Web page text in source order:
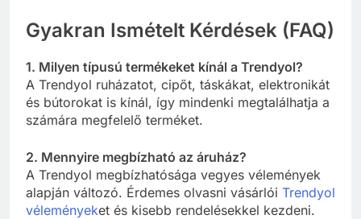
Gyakran Ismételt Kérdések (FAQ)
1. Milyen típusú termékeket kínál a Trendyol?
A Trendyol ruházatot, cipőt, táskákat, elektronikát
és bútorokat is kínál, így mindenki megtalálhatja a
számára megfelelő terméket.
2. Mennyire megbízható az áruház?
A Trendyol megbízhatósága vegyes vélemények
alapján változó. Érdemes olvasni vásárlói Trendyol
véleményeket és kisebb rendelésekkel kezdeni.